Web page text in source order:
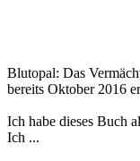
Blutopal: Das
bereits Oktober 2016
Ich habe dieses Buch
Ich ...